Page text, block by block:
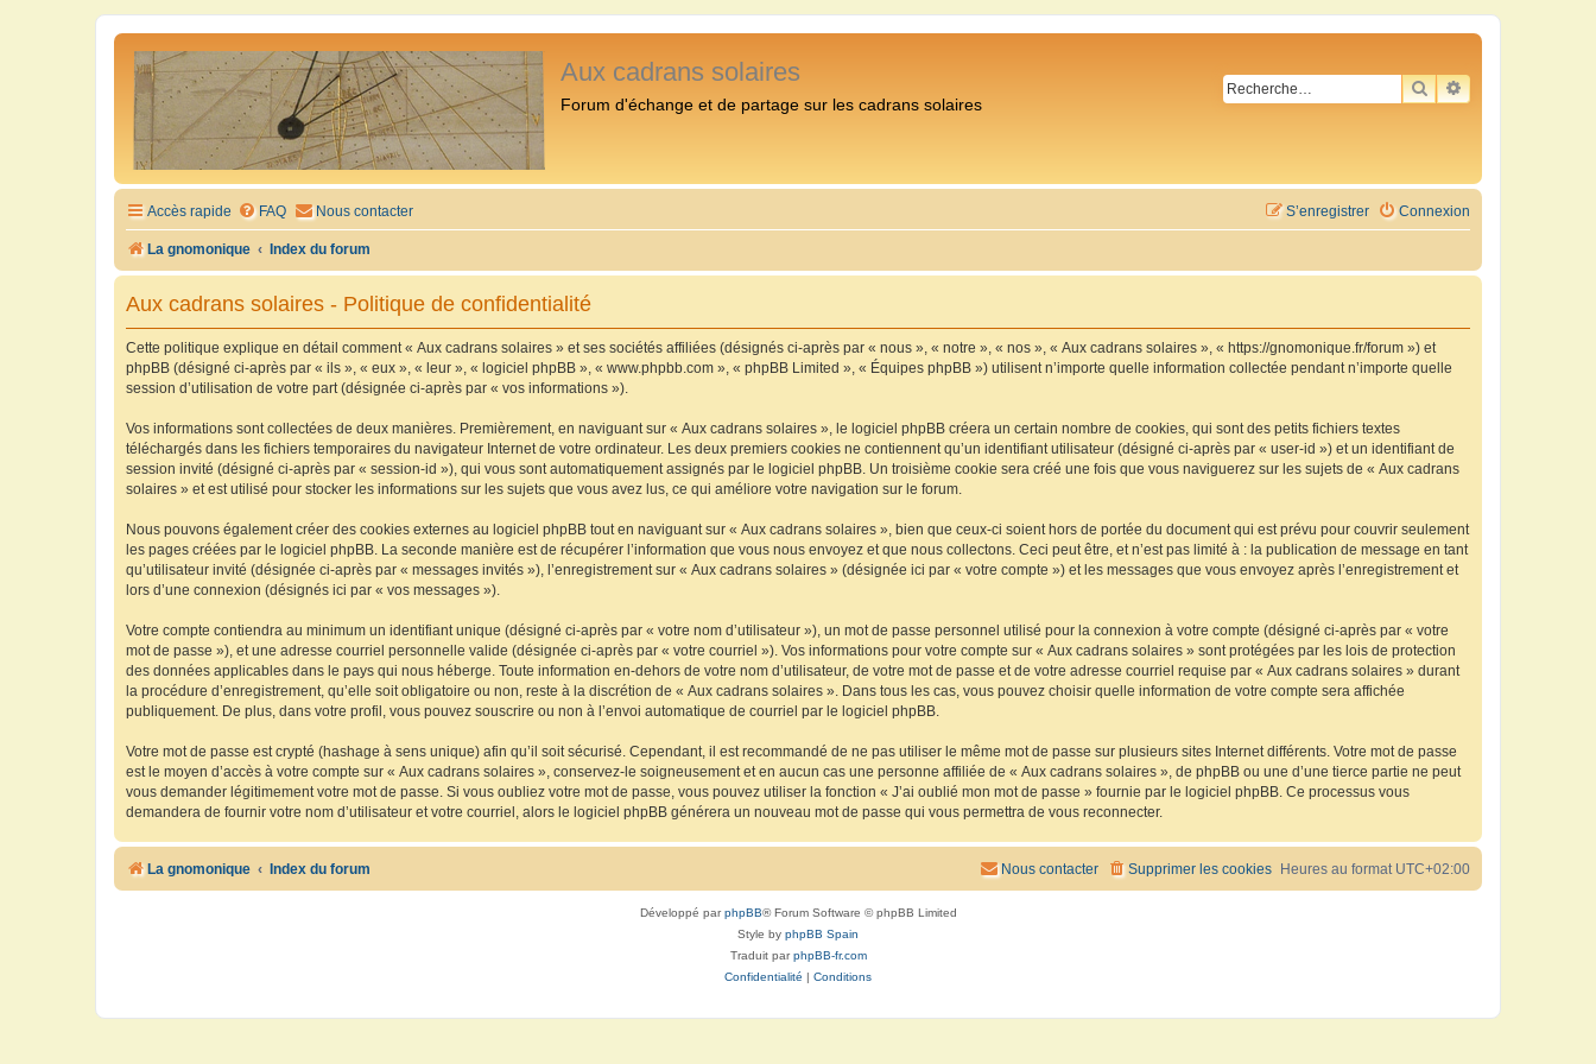
Aux cadrans solaires
Forum d'échange et de partage sur les cadrans solaires
RECHERCHER
RECHERCHE
Accès rapide FAQ Nous contacter Connexion
S’enregistrer
La gnomonique Index du forum
Aux cadrans solaires - Politique de confidentialité
Cette politique explique en détail comment « Aux cadrans solaires » et ses sociétés affiliées (désignés ci-après par « nous », « notre », « nos », « Aux cadrans solaires », « https://gnomonique.fr/forum ») et
phpBB (désigné ci-après par « ils », « eux », « leur », « logiciel phpBB », « www.phpbb.com », « phpBB Limited », « Équipes phpBB ») utilisent n’importe quelle information collectée pendant n’importe quelle
session d’utilisation de votre part (désignée ci-après par « vos informations »).
Vos informations sont collectées de deux manières. Premièrement, en naviguant sur « Aux cadrans solaires », le logiciel phpBB créera un certain nombre de cookies, qui sont des petits fichiers textes
téléchargés dans les fichiers temporaires du navigateur Internet de votre ordinateur. Les deux premiers cookies ne contiennent qu’un identifiant utilisateur (désigné ci-après par « user-id ») et un identifiant de
session invité (désigné ci-après par « session-id »), qui vous sont automatiquement assignés par le logiciel phpBB. Un troisième cookie sera créé une fois que vous naviguerez sur les sujets de « Aux cadrans
solaires » et est utilisé pour stocker les informations sur les sujets que vous avez lus, ce qui améliore votre navigation sur le forum.
Nous pouvons également créer des cookies externes au logiciel phpBB tout en naviguant sur « Aux cadrans solaires », bien que ceux-ci soient hors de portée du document qui est prévu pour couvrir seulement
les pages créées par le logiciel phpBB. La seconde manière est de récupérer l’information que vous nous envoyez et que nous collectons. Ceci peut être, et n’est pas limité à : la publication de message en tant
qu’utilisateur invité (désignée ci-après par « messages invités »), l’enregistrement sur « Aux cadrans solaires » (désignée ici par « votre compte ») et les messages que vous envoyez après l’enregistrement et
lors d’une connexion (désignés ici par « vos messages »).
Votre compte contiendra au minimum un identifiant unique (désigné ci-après par « votre nom d’utilisateur »), un mot de passe personnel utilisé pour la connexion à votre compte (désigné ci-après par « votre
mot de passe »), et une adresse courriel personnelle valide (désignée ci-après par « votre courriel »). Vos informations pour votre compte sur « Aux cadrans solaires » sont protégées par les lois de protection
des données applicables dans le pays qui nous héberge. Toute information en-dehors de votre nom d’utilisateur, de votre mot de passe et de votre adresse courriel requise par « Aux cadrans solaires » durant
la procédure d’enregistrement, qu’elle soit obligatoire ou non, reste à la discrétion de « Aux cadrans solaires ». Dans tous les cas, vous pouvez choisir quelle information de votre compte sera affichée
publiquement. De plus, dans votre profil, vous pouvez souscrire ou non à l’envoi automatique de courriel par le logiciel phpBB.
Votre mot de passe est crypté (hashage à sens unique) afin qu’il soit sécurisé. Cependant, il est recommandé de ne pas utiliser le même mot de passe sur plusieurs sites Internet différents. Votre mot de passe
est le moyen d’accès à votre compte sur « Aux cadrans solaires », conservez-le soigneusement et en aucun cas une personne affiliée de « Aux cadrans solaires », de phpBB ou une d’une tierce partie ne peut
vous demander légitimement votre mot de passe. Si vous oubliez votre mot de passe, vous pouvez utiliser la fonction « J’ai oublié mon mot de passe » fournie par le logiciel phpBB. Ce processus vous
demandera de fournir votre nom d’utilisateur et votre courriel, alors le logiciel phpBB générera un nouveau mot de passe qui vous permettra de vous reconnecter.
La gnomonique Index du forum Heures au format UTC+02:00
Supprimer les cookies
Nous contacter
Développé parphpBB® Forum Software © phpBB Limited
Style by phpBB Spain
Traduit parphpBB-fr.com
Confidentialité
Conditions